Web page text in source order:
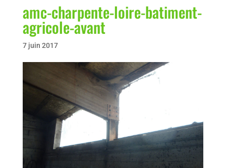
amc-charpente-loire-batiment-
agricole-avant
7 juin 2017